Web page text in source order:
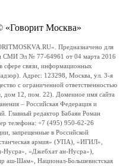
«Говорит Москва»
Предназначено для
СМИ Эл № 77-64961 от 04 марта 2016
сфере связи, информационных
Адрес: 123298, Москва, ул. 3-я
с ограниченной ответственностью
12, пом. 22). Доменное имя сайта
– Российская Федерация и
Главный редактор Бабаян Роман
телефона: +7 (495) 950-62-26
запрещенные в Российской
армия» (УПА), «ИГИЛ»,
«Джебхат ан-Нусра»),
аш-Шам», Национал-Большевистская